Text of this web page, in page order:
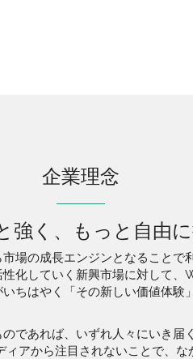
企業理念
く、 もっと自由
場の成長エンジンとなることで
化していく新興市場に対して、
ちはやく「その新しい価値体験
であれば、いずれ人々にいき届
アから注目されないことで、な